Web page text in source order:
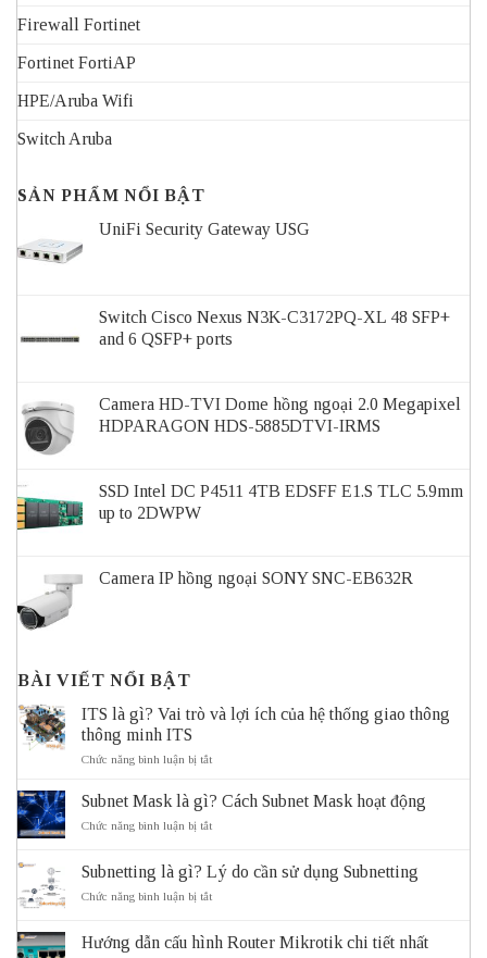
Firewall Fortinet
Fortinet FortiAP
HPE/Aruba Wifi
Switch Aruba
SẢN PHẨM NỔI BẬT
UniFi Security Gateway USG
Switch Cisco Nexus N3K-C3172PQ-XL 48 SFP+
and 6 QSFP+ ports
Camera HD-TVI Dome hồng ngoại 2.0 Megapixel
HDPARAGON HDS-5885DTVI-IRMS
SSD Intel DC P4511 4TB EDSFF E1.S TLC 5.9mm
up to 2DWPW
Camera IP hồng ngoại SONY SNC-EB632R
BÀI VIẾT NỔI BẬT
ITS là gì? Vai trò và lợi ích của hệ thống giao thông
thông minh ITS
Chức năng bình luận bị tắtở
gì?
Vai
lợi
của
thống
Subnet Mask là gì? Cách Subnet Mask hoạt động
Chức năng bình luận bị tắtở
là
Mask
Subnetting là gì? Lý do cần sử dụng Subnetting
Chức năng bình luận bị tắtở
gì?
Hướng dẫn cấu hình Router Mikrotik chi tiết nhất